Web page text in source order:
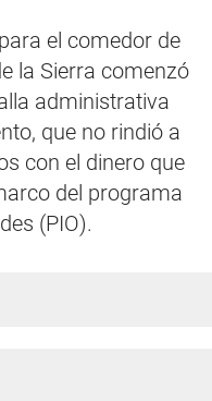
el comedor de
la Sierra comenzó
administrativa
que no rindió a
con el dinero que
del programa
(PIO).